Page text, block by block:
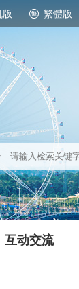
版 繁體版
互动交流